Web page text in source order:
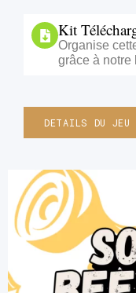
Kit
Organise
grâce à notre
DETAILS DU JEU